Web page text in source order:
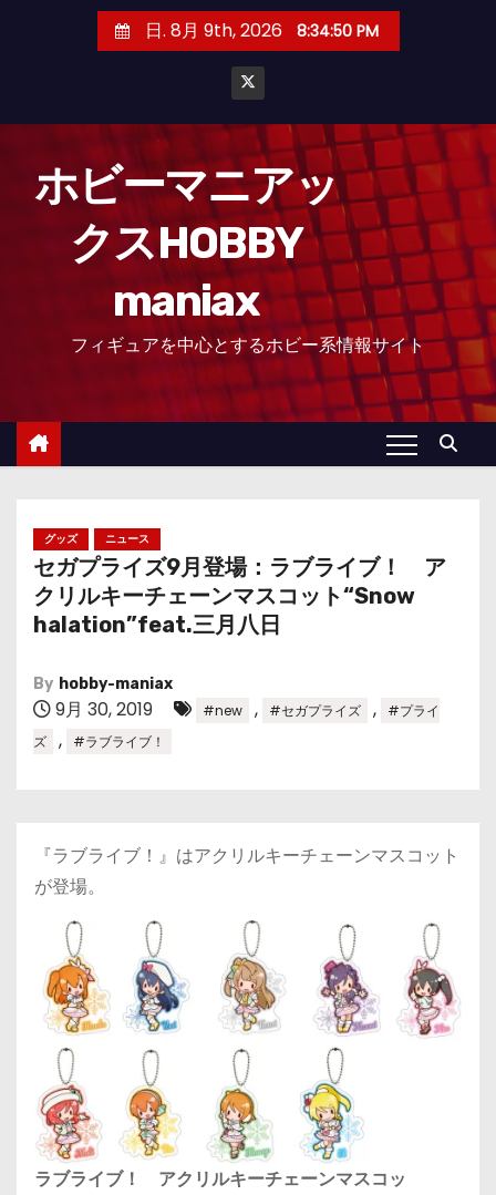
日. 8月 9th, 2026 8:34:51 PM
ホビーマニアッ
クスHOBBY
maniax
フィギュアを中心とするホビー系情報サイト
グッズ ニュース
セガプライズ9月登場：ラブライブ！ ア
クリルキーチェーンマスコット“Snow
halation”feat.三月八日
By hobby-maniax
9月 30, 2019 #new , #セガプライズ ,
#プライ
ズ
, #ラブライブ！
『ラブライブ！』はアクリルキーチェーンマスコット
が登場。
ラブライブ！ アクリルキーチェーンマスコッ